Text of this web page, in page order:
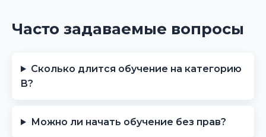
Часто задаваемые вопросы
Сколько длится обучение на категорию
B?
Можно ли начать обучение без прав?